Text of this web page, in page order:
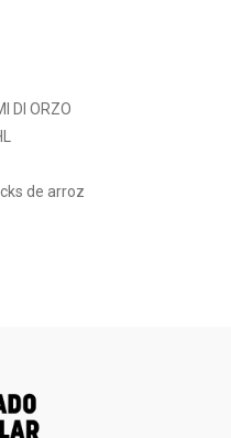
DI ORZO
de arroz